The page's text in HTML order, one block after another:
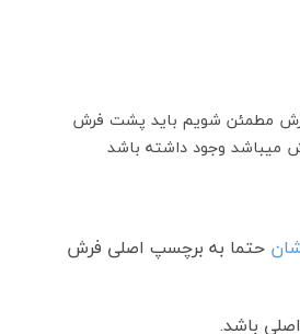
فرش مطمئن شویم باید پشت فرش
میباشد وجود داشته باشد
حتما به برچسپ اصلی فرش
باشد.